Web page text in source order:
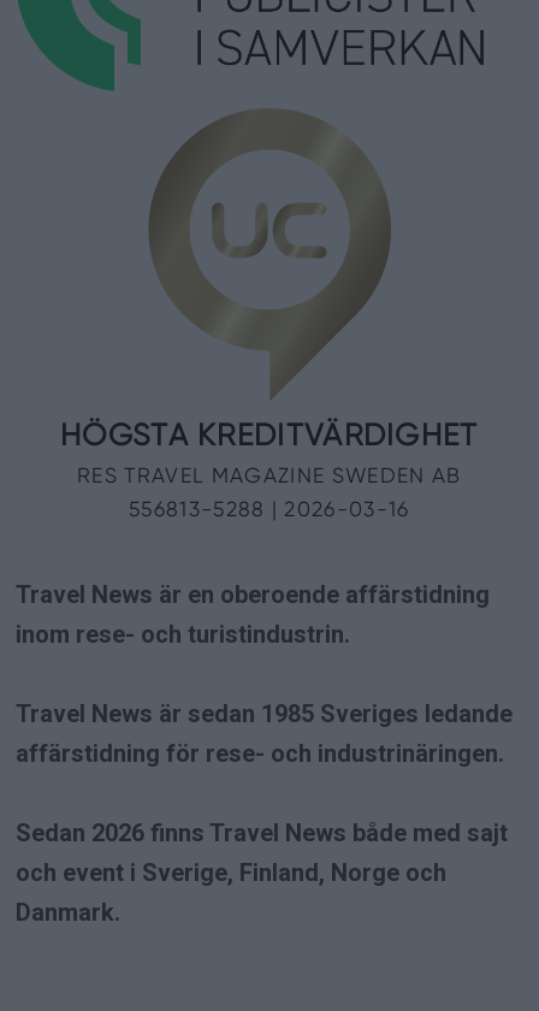
Travel News är en oberoende affärstidning
inom rese- och turistindustrin.
Travel News är sedan 1985 Sveriges ledande
affärstidning för rese- och industrinäringen.
Sedan 2026 finns Travel News både med sajt
och event i Sverige, Finland, Norge och
Danmark.